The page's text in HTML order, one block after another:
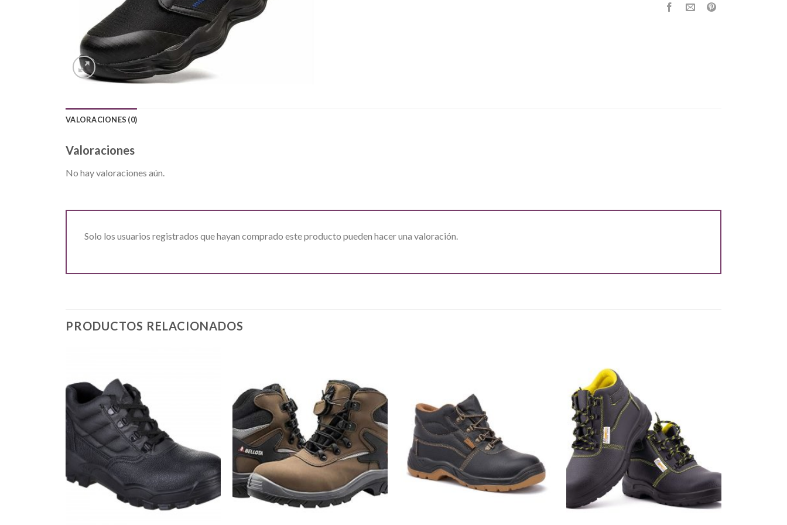
VALORACIONES (0)
Valoraciones
No hay valoraciones aún.
Solo los usuarios registrados que hayan comprado este producto pueden hacer una valoración.
PRODUCTOS RELACIONADOS